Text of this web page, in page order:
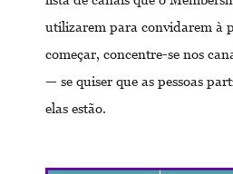
utilizarem para convidarem à
começar, concentre-se nos
— se quiser que as pessoas
elas estão.